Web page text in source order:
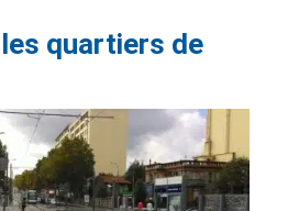
quartiers de